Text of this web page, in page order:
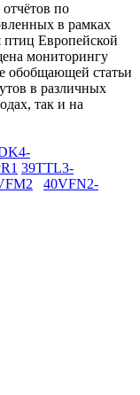
по
в рамках
птиц Европейской
мониторингу
обобщающей статьи
в различных
так и на
39TTL3-
40VFN2-